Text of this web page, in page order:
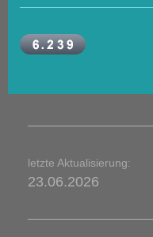
letzte Aktualisierung:
23.06.2026